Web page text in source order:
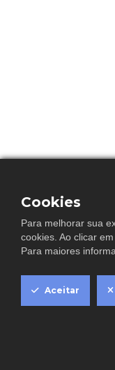
Cookies
Para melhorar sua
cookies. Ao clicar
Para maiores
Aceitar